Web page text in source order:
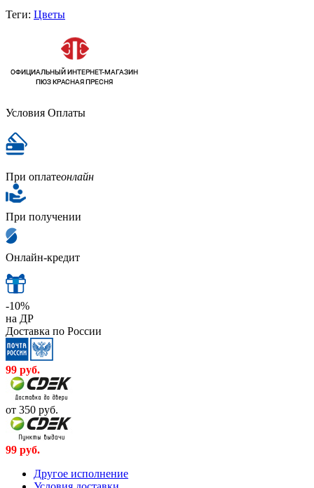
Теги: Цветы
Условия Оплаты
При оплатеонлайн
При получении
Онлайн-кредит
-10%
на ДР
Доставка по России
99 руб.
от 350 руб.
99 руб.
Другое исполнение